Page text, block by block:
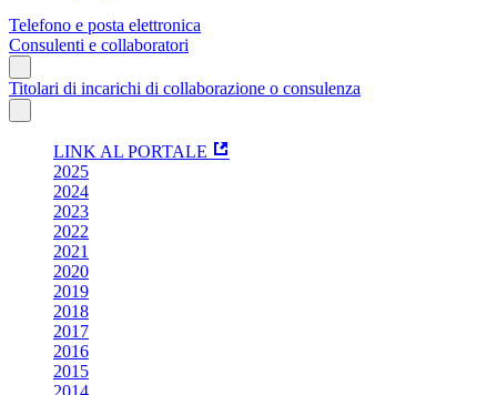
Telefono e posta elettronica
Consulenti e collaboratori
Titolari di incarichi di collaborazione o consulenza
LINK AL PORTALE
2025
2024
2023
2022
2021
2020
2019
2018
2017
2016
2015
2014